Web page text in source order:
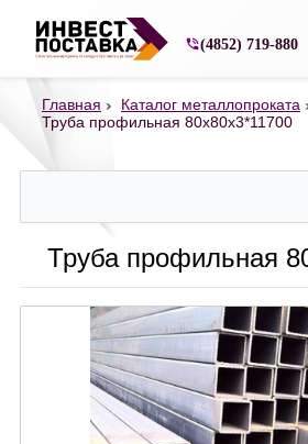
Строительные
(4852) 719-880
Главная Каталог металлопроката
Труба профильная 80х80х3*11700
Труба профильная